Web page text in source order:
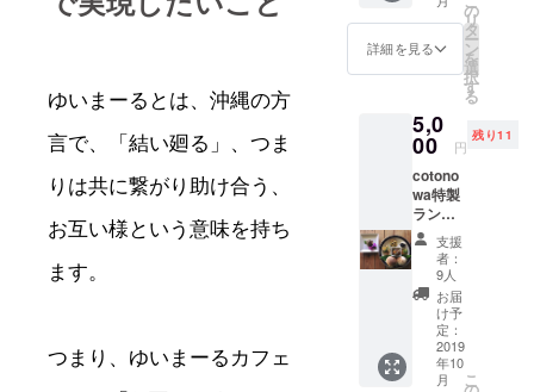
ゆいまーるとは、沖縄の方
言で、「結い廻る」、つま
りは共に繋がり助け合う、
お互い様という意味を持ち
ます。
つまり、ゆいまーるカフェ
ン数種
類をご
用意い
たしま
す。
ン、か
ぼ
ちゃ、
チョコ
など、
何が
入って
いるか
はお楽
しみ♫
県外の
方へ
は、一
度冷凍
したも
詳細を見る
の
リ
タ
ー
ン
を
選
択
す
る
5,0
00 円
残り11
cotono
wa特製
ランチ
ペアご
招待！
大切に
育てた
酵母で
焼いた
自家製
パン
と、体
支援
者：
9人
お届
け予
定：
2019
年10
月
こ